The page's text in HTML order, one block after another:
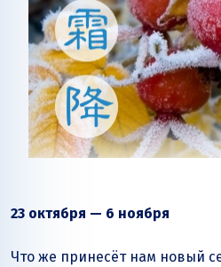
23 октября — 6 ноября
Что же принесёт нам новый